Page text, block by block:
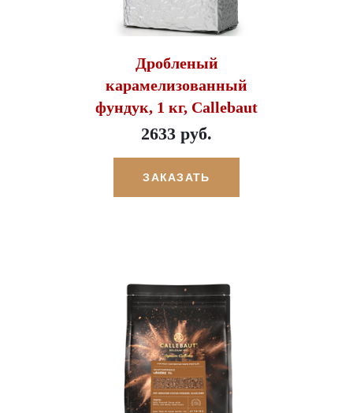
Дробленый
карамелизованный
фундук, 1 кг, Callebaut
2633 руб.
ЗАКАЗАТЬ